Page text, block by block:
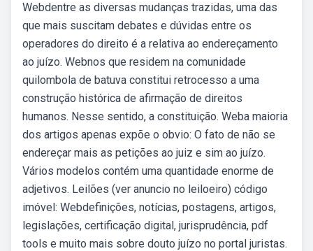
Webdentre as diversas mudanças trazidas, uma das
que mais suscitam debates e dúvidas entre os
operadores do direito é a relativa ao endereçamento
ao juízo. Webnos que residem na comunidade
quilombola de batuva constitui retrocesso a uma
construção histórica de afirmação de direitos
humanos. Nesse sentido, a constituição. Weba maioria
dos artigos apenas expõe o obvio: O fato de não se
endereçar mais as petições ao juiz e sim ao juízo.
Vários modelos contém uma quantidade enorme de
adjetivos. Leilões (ver anuncio no leiloeiro) código
imóvel: Webdefinições, notícias, postagens, artigos,
legislações, certificação digital, jurisprudência, pdf
tools e muito mais sobre douto juízo no portal juristas.